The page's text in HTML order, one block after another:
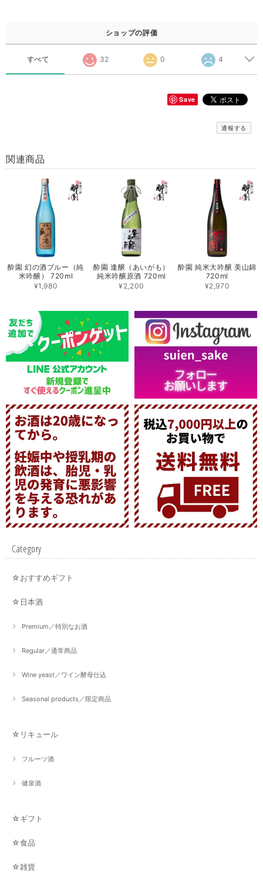
ショップの評価
すべて 32 0 4
Save
通報する
関連商品
酔園 幻の酒ブルー（純
米吟醸） 720ml
¥1,980
酔園 逢醸（あいがも）
純米吟醸原酒 720ml
¥2,200
酔園 純米大吟醸 美山錦
720ml
¥2,970
Category
☆おすすめギフト
☆日本酒
Premium／特別なお酒
Regular／通常商品
Wine yeast／ワイン酵母仕込
Seasonal products／限定商品
☆リキュール
フルーツ酒
健泉酒
☆ギフト
☆食品
☆雑貨